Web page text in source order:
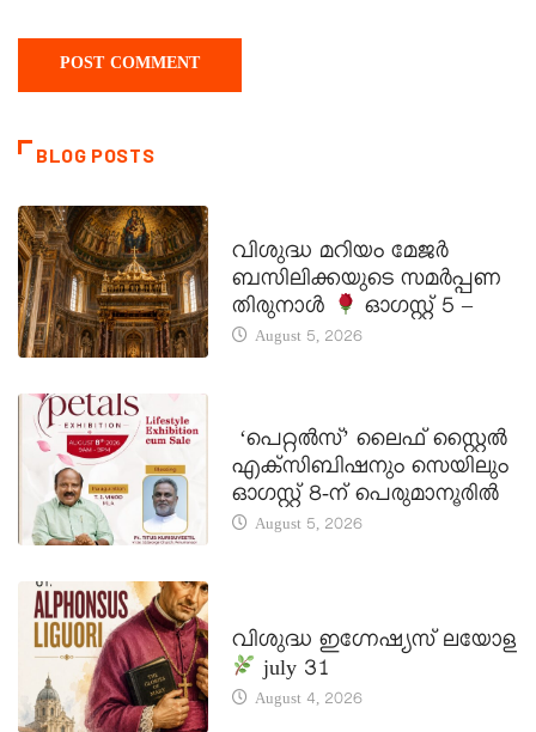
BLOG POSTS
വിശുദ്ധ മറിയം മേജർ
ബസിലിക്കയുടെ സമർപ്പണ
തിരുനാൾ
ഓഗസ്റ്റ് 5 –
August 5, 2026
‘പെറ്റൽസ്’ ലൈഫ് സ്റ്റൈൽ
എക്സിബിഷനും സെയിലും
ഓഗസ്റ്റ് 8-ന് പെരുമാനൂരിൽ
August 5, 2026
വിശുദ്ധ ഇഗ്നേഷ്യസ് ലയോള
july 31
August 4, 2026